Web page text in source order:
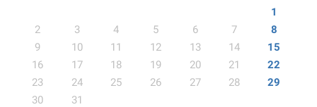
1
2
3 4 5 6 7
8
9
10 11 12 13 14
15
16
17 18 19 20 21
22
23
24 25 26 27 28
29
30
31